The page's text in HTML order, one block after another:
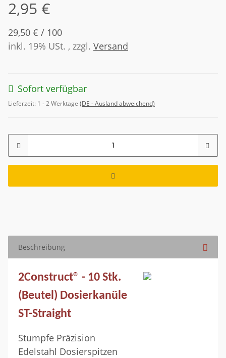
2,95 €
29,50 € / 100
inkl. 19% USt. , zzgl. Versand
Sofort verfügbar
Lieferzeit: 1 - 2 Werktage (DE - Ausland abweichend)
Beschreibung
2Construct® - 10 Stk.
(Beutel) Dosierkanüle
ST-Straight
Stumpfe Präzision
Edelstahl Dosierspitzen